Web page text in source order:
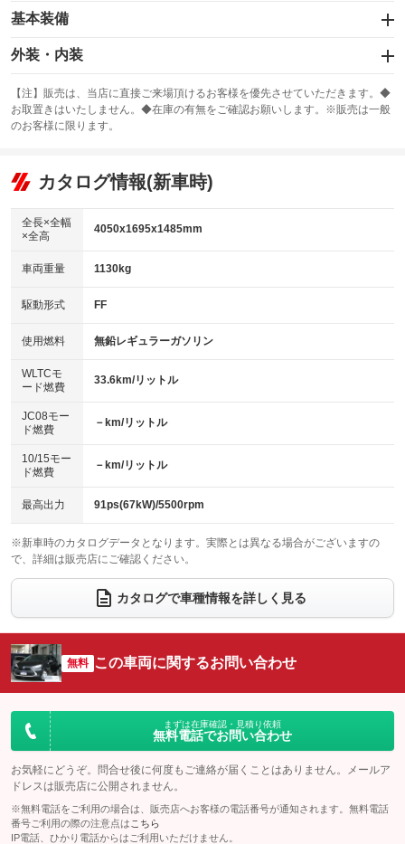
基本装備
エアバッグ：運転席/助手席/サイド
：装備あり
：装備なし
サンルーフ
：装備なし ABS
リフトアップ
：装備なし
：装備なし
パワーウィンドウ
アイドリングストップ
：装備なし
USB入力端子
：装備あり
100V電源
：装備あり
センターデフロック
：装備なし
電動格納ミラー
：装備あり
外装・内装
カーナビ：SDナビ
：装備あり
TV
：装備なし
ビジュアル
：装備なし
：装備なし
革シート
キーレス
HID(キセノンライト)
：装備なし
バックカメラ
：装備あり
エアロ
：装備なし
：装備なし
パワーシート
ベンチシート
：装備なし
チップアップシート
：装備なし
：装備なし ：装備なし
ウォークスルー
：装備なし
電動リアゲート フロントカメラ
：装備なし
：装備なし ：装備なし
サイドカメラ
：装備なし ルーフレール
：装備なし
：装備なし
：装備なし
【注】販売は、当店に直接ご来場頂けるお客様を優先させていただきます。◆
お取置きはいたしません。◆在庫の有無をご確認お願いします。※販売は一般
のお客様に限ります。
カタログ情報(新車時)
全長×全幅
×全高
4050x1695x1485mm
車両重量 1130kg
駆動形式 FF
使用燃料 無鉛レギュラーガソリン
WLTCモ
ード燃費
33.6km/リットル
JC08モー
ド燃費
－km/リットル
10/15モー
ド燃費
－km/リットル
最高出力 91ps(67kW)/5500rpm
※新車時のカタログデータとなります。実際とは異なる場合がございますの
で、詳細は販売店にご確認ください。
カタログで車種情報を詳しく見る
無料 この車両に関するお問い合わせ
まずは在庫確認・見積り依頼
無料電話でお問い合わせ
お気軽にどうぞ。問合せ後に何度もご連絡が届くことはありません。メールア
ドレスは販売店に公開されません。
※無料電話をご利用の場合は、販売店へお客様の電話番号が通知されます。無料電話
番号ご利用の際の注意点は こちら
IP電話、ひかり電話からはご利用いただけません。